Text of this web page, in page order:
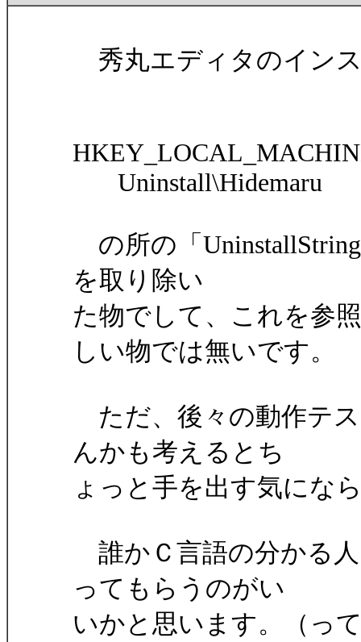
秀丸エディタのイン
Uninstall\Hidemaru
の所の「
を取り除い
た物でして、これを参
しい物では無いです。
ただ、後々の動作テ
んかも考えるとち
ょっと手を出す気にな
誰かＣ言語の分かる
ってもらうのがい
いかと思います。（っ